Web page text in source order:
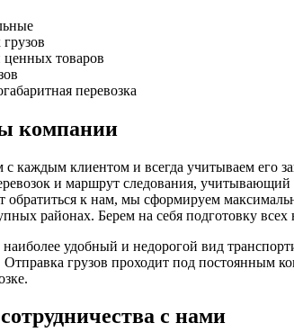
товаров
перевозка
компании
каждым клиентом и всегда учитываем его
и маршрут следования,
обратиться к нам, мы сформируем
районах. Берем на себя подготовку
удобный и недорогой вид
грузов проходит под постоянным
с нами